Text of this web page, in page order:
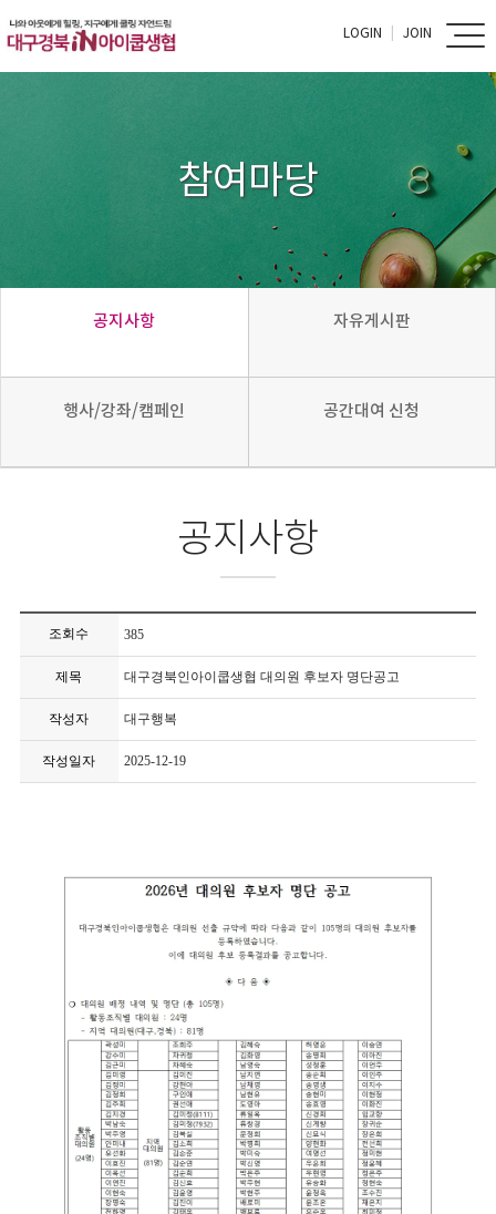
LOGIN JOIN
참여마당
공지사항 자유게시판
행사/강좌/캠페인 공간대여 신청
공지사항
조회수 385
제목 대구경북인아이쿱생협 대의원 후보자 명단공고
작성자 대구행복
작성일자 2025-12-19